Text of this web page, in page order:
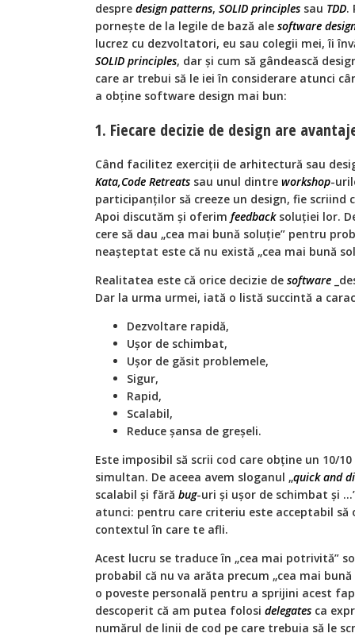
despre design patterns, SOLID principles sau TDD.
pornește de la legile de bază ale software
lucrez cu dezvoltatori, eu sau colegii mei, îi
SOLID principles, dar și cum să gândească
care ar trebui să le iei în considerare atunci
a obține software design mai bun:
1. Fiecare decizie de design are
Când facilitez exerciții de arhitectură sau
Kata,Code Retreats sau unul dintre workshop-
participanților să creeze un design, fie scriind
Apoi discutăm și oferim feedbacksoluției lor.
cere să dau „cea mai bună soluție” pentru
neașteptat este că nu există „cea mai bună
Realitatea este că orice decizie de software
Dar la urma urmei, iată o listă succintă a
Dezvoltare rapidă,
Ușor de schimbat,
Ușor de găsit problemele,
Sigur,
Rapid,
Scalabil,
Reduce șansa de greșeli.
Este imposibil să scrii cod care obține un 10/
simultan. De aceea avem sloganul „quick and
scalabil și fără bug-uri și ușor de schimbat și
atunci: pentru care criteriu este acceptabil să
contextul în care te afli.
Acest lucru se traduce în „cea mai potrivită”
probabil că nu va arăta precum „cea mai
o poveste personală pentru a sprijini acest
descoperit că am putea folosi delegates ca
numărul de linii de cod pe care trebuia să le